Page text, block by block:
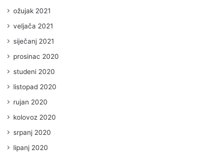
ožujak 2021
veljača 2021
siječanj 2021
prosinac 2020
studeni 2020
listopad 2020
rujan 2020
kolovoz 2020
srpanj 2020
lipanj 2020